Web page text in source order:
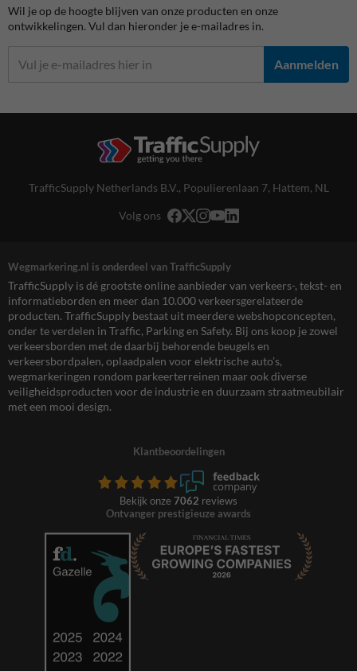
Wil je op de hoogte blijven van onze producten en onze
ontwikkelingen. Vul dan hieronder je e-mailadres in.
Aanmelden
TrafficSupply Netherlands B.V., Populierenlaan 7, Hattem, NL
Volg ons
Wegmarkering.nl is onderdeel van TrafficSupply
TrafficSupply is dé grootste online aanbieder van verkeers-, tekst- en
informatieborden en meer dan 10.000 verkeersgerelateerde
producten. TrafficSupply bestaat uit meerdere webshopconcepten,
onder te verdelen in Traffic, Parking en Safety. Bij ons koop je zowel
verkeersborden met de daarbij behorende beugels en
verkeersbordpalen, oplaadpalen voor elektrische auto’s,
wegmarkeringen rondom parkeerterreinen maar ook diverse
veiligheidsproducten voor de industrie en duurzaam straatmeubilair
met een mooi design.
Klantbeoordelingen
Bekijk onze 7062 reviews
Ontvanger prestigieuze awards